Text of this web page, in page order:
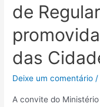
de
das
Deixe um comentário /
A convite do